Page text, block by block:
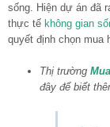
sống. Hiện dự án đã
thực tế không gian
quyết định chọn mua
Thị trường
đây để biết